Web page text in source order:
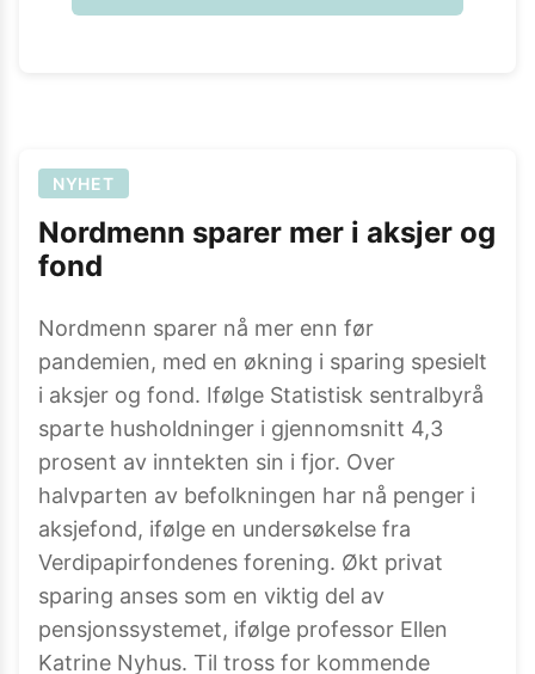
NYHET
Nordmenn sparer mer i aksjer og
fond
Nordmenn sparer nå mer enn før
pandemien, med en økning i sparing spesielt
i aksjer og fond. Ifølge Statistisk sentralbyrå
sparte husholdninger i gjennomsnitt 4,3
prosent av inntekten sin i fjor. Over
halvparten av befolkningen har nå penger i
aksjefond, ifølge en undersøkelse fra
Verdipapirfondenes forening. Økt privat
sparing anses som en viktig del av
pensjonssystemet, ifølge professor Ellen
Katrine Nyhus. Til tross for kommende